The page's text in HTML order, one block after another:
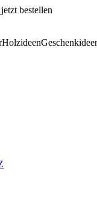
jetzt bestellen
Holzideen